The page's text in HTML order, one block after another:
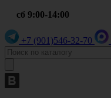
сб 9:00-14:00
+7 (901)546-32-70